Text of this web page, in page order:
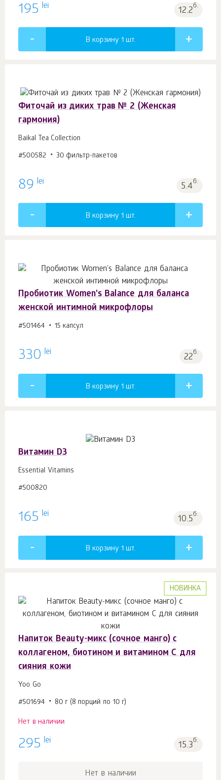
195 lei 12.2б.
В корзину 1 шт.
Фиточай из диких трав № 2 (Женская
гармония)
Baikal Tea Collection
#500582 30 фильтр-пакетов
89 lei 5.4б.
В корзину 1 шт.
Пробиотик Women’s Balance для баланса
женской интимной микрофлоры
#501464 15 капсул
330 lei 22б.
В корзину 1 шт.
Витамин D3
Essential Vitamins
#500820
165 lei 10.5б.
В корзину 1 шт.
НОВИНКА
Напиток Beauty-микс (сочное манго) с
коллагеном, биотином и витамином С для
сияния кожи
Yoo Gо
#501694 80 г (8 порций по 10 г)
Нет в наличии
295 lei 15.3б.
Нет в наличии